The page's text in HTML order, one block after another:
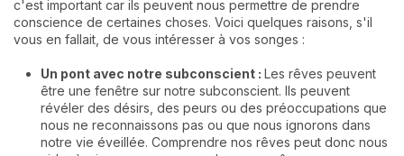
c'est important car ils peuvent nous permettre de prendre
conscience de certaines choses. Voici quelques raisons, s'il
vous en fallait, de vous intéresser à vos songes :
Un pont avec notre subconscient : Les rêves peuvent
être une fenêtre sur notre subconscient. Ils peuvent
révéler des désirs, des peurs ou des préoccupations que
nous ne reconnaissons pas ou que nous ignorons dans
notre vie éveillée. Comprendre nos rêves peut donc nous